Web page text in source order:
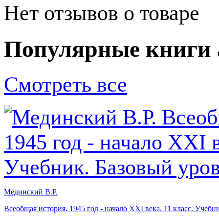
Нет отзывов о товаре
Популярные книги
Смотреть все
Мединский В.Р.
Всеобщая история. 1945 год - начало XXI века. 11 класс.